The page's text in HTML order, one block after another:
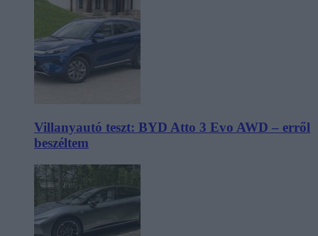
Villanyautó teszt: BYD Atto 3 Evo AWD – erről
beszéltem